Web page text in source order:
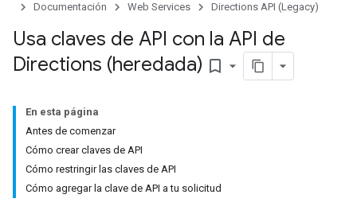
Documentación
Web Services Directions API (Legacy)
Usa claves de API con la API de
Directions (heredada) bookmark_border
En esta página
Antes de comenzar
Cómo crear claves de API
Cómo restringir las claves de API
Cómo agregar la clave de API a tu solicitud